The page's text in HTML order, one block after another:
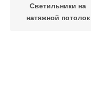
Светильники на
натяжной потолок